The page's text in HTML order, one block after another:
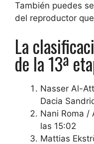
También puedes
del reproductor
La
de la 13ª
Nasser Al-
Dacia
Nani Roma /
las 15:02
Mattias